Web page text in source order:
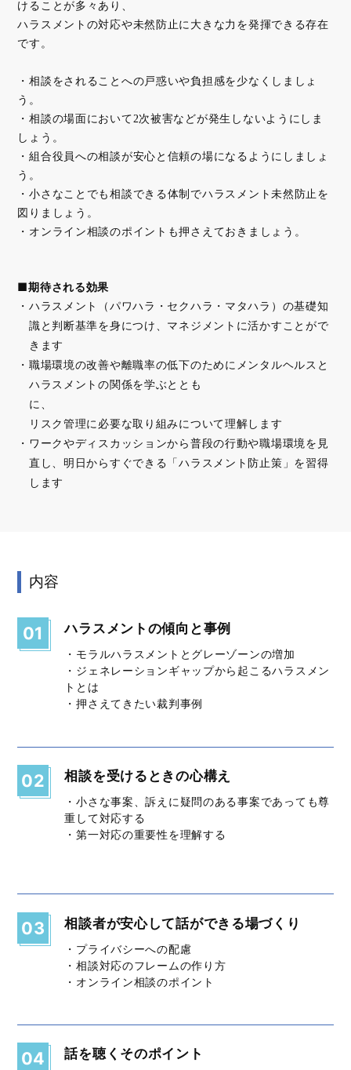
けることが多々あり、
ハラスメントの対応や未然防止に大きな力を発揮できる存在
です。
・相談をされることへの戸惑いや負担感を少なくしましょ
う。
・相談の場面において2次被害などが発生しないようにしま
しょう。
・組合役員への相談が安心と信頼の場になるようにしましょ
う。
・小さなことでも相談できる体制でハラスメント未然防止を
図りましょう。
・オンライン相談のポイントも押さえておきましょう。
■期待される効果
ハラスメント（パワハラ・セクハラ・マタハラ）の基礎知
識と判断基準を身につけ、マネジメントに活かすことがで
きます
職場環境の改善や離職率の低下のためにメンタルヘルスと
ハラスメントの関係を学ぶととも
に
リスク管理に必要な取り組みについて理解します
ワークやディスカッションから普段の行動や職場環境を見
直し、明日からすぐできる「ハラスメント防止策」を習得
します
内容
01 ハラスメントの傾向と事例
・モラルハラスメントとグレーゾーンの増加
・ジェネレーションギャップから起こるハラスメン
トとは
・押さえてきたい裁判事例
02 相談を受けるときの心構え
・小さな事案、訴えに疑問のある事案であっても尊
重して対応する
・第一対応の重要性を理解する
03 相談者が安心して話ができる場づくり
・プライバシーへの配慮
・相談対応のフレームの作り方
・オンライン相談のポイント
04 話を聴くそのポイント